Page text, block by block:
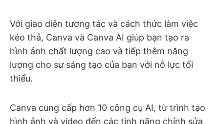
Với giao diện tương tác và cách thức làm việc
kéo thả, Canva và Canva AI giúp bạn tạo ra
hình ảnh chất lượng cao và tiếp thêm năng
lượng cho sự sáng tạo của bạn với nỗ lực tối
thiểu.
Canva cung cấp hơn 10 công cụ AI, từ trình tạo
hình ảnh và video đến các tính năng chỉnh sửa